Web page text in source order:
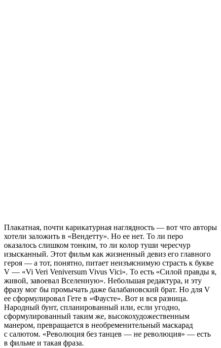
Плакатная, почти карикатурная наглядность — вот что авторы
хотели заложить в «Вендетту». Но ее нет. То ли перо
оказалось слишком тонким, то ли колор туши чересчур
изысканный. Этот фильм как жизненный девиз его главного
героя — а тот, понятно, питает неизъяснимую страсть к букве
V — «Vi Veri Veniversum Vivus Vici». То есть «Силой правды я,
живой, завоевал Вселенную». Небольшая редактура, и эту
фразу мог бы промычать даже балабановский брат. Но для V
ее сформулировал Гете в «Фаусте». Вот и вся разница.
Народный бунт, спланированный или, если угодно,
сформулированный таким же, высокохудожественным
манером, превращается в необременительный маскарад
с салютом. «Революция без танцев — не революция» — есть
в фильме и такая фраза.